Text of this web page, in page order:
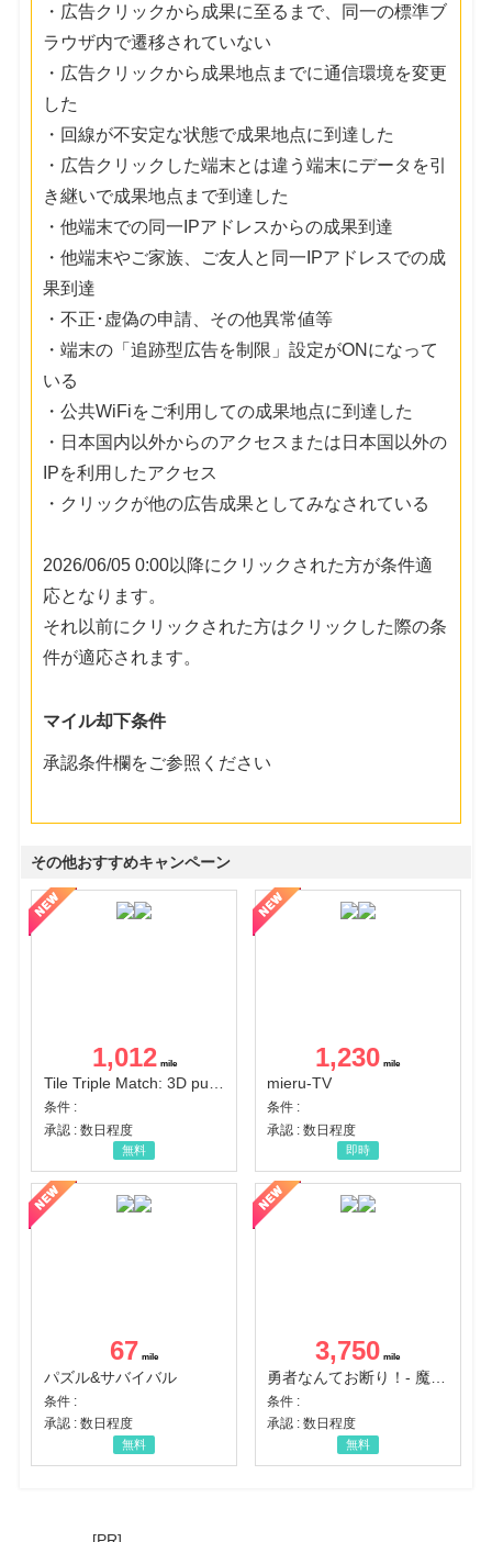
・広告クリックから成果に至るまで、同一の標準ブ
ラウザ内で遷移されていない
・広告クリックから成果地点までに通信環境を変更
した
・回線が不安定な状態で成果地点に到達した
・広告クリックした端末とは違う端末にデータを引
き継いで成果地点まで到達した
・他端末での同一IPアドレスからの成果到達
・他端末やご家族、ご友人と同一IPアドレスでの成
果到達
・不正･虚偽の申請、その他異常値等
・端末の「追跡型広告を制限」設定がONになって
いる
・公共WiFiをご利用しての成果地点に到達した
・日本国内以外からのアクセスまたは日本国以外の
IPを利用したアクセス
・クリックが他の広告成果としてみなされている
2026/06/05 0:00以降にクリックされた方が条件適
応となります。
それ以前にクリックされた方はクリックした際の条
件が適応されます。
マイル却下条件
承認条件欄をご参照ください
その他おすすめキャンペーン
1,012
Tile Triple Match: 3D puzzle
条件 :
承認 : 数日程度
無料
1,230
mieru-TV
条件 :
承認 : 数日程度
即時
67
パズル&サバイバル
条件 :
承認 : 数日程度
無料
3,750
条件 :
承認 : 数日程度
無料